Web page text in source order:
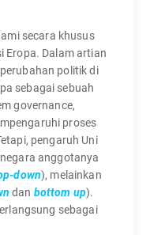
secara khusus
Eropa. Dalam artian
politik di
sebagai sebuah
governance,
proses
pengaruh Uni
anggotanya
down), melainkan
dan bottom up).
sebagai